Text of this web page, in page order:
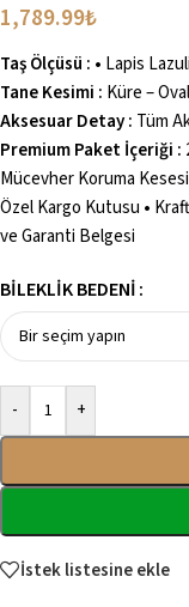
1,789.99₺
Taş Ölçüsü : • Lapis
Tane Kesimi : Küre – Oval
Aksesuar Detay : Tüm
Premium Paket İçeriği :
Mücevher Koruma Kesesi
Özel Kargo Kutusu •
ve Garanti Belgesi
BILEKLIK BEDENI
- +
İstek listesine ekle